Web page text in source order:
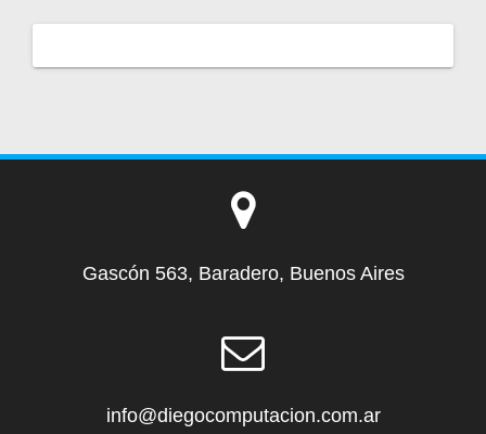
Gascón 563, Baradero, Buenos Aires
info@diegocomputacion.com.ar